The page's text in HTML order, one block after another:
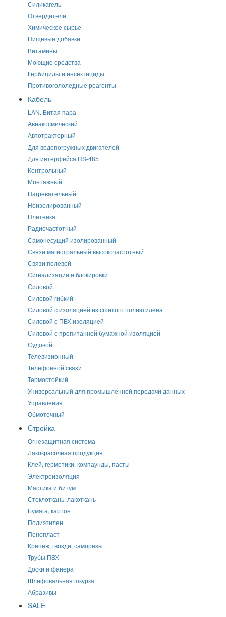
Силикагель
Отвердители
Химическое сырье
Пищевые добавки
Витамины
Моющие средства
Гербициды и инсектициды
Противогололедные реагенты
Кабель
LAN. Витая пара
Авиакосмический
Автотракторный
Для водопогружных двигателей
Для интерфейса RS-485
Контрольный
Монтажный
Нагревательный
Неизолированный
Плетенка
Радиочастотный
Самонесущий изолированный
Связи магистральный высокочастотный
Связи полевой
Сигнализации и блокировки
Силовой
Силовой гибкий
Силовой с изоляцией из сшитого полиэтилена
Силовой с ПВХ изоляцией
Силовой с пропитанной бумажной изоляцией
Судовой
Телевизионный
Телефонной связи
Термостойкий
Универсальный для промышленной передачи данных
Управления
Обмоточный
Стройка
Огнезащитная система
Лакокрасочная продукция
Клей, герметики, компаунды, пасты
Электроизоляция
Мастика и битум
Стеклоткань, лакоткань
Бумага, картон
Полиэтилен
Пенопласт
Крепеж, гвозди, саморезы
Трубы ПВХ
Доски и фанера
Шлифовальная шкурка
Абразивы
SALE